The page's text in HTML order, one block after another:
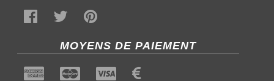
MOYENS DE PAIEMENT